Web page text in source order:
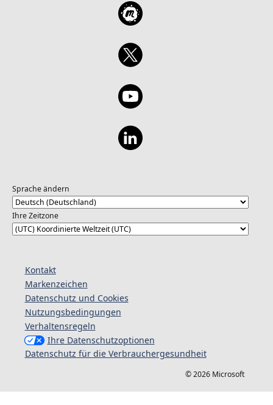
Sprache ändern
Ihre Zeitzone
Kontakt
Markenzeichen
Datenschutz und Cookies
Nutzungsbedingungen
Verhaltensregeln
Ihre Datenschutzoptionen
Datenschutz für die Verbrauchergesundheit
© 2026 Microsoft